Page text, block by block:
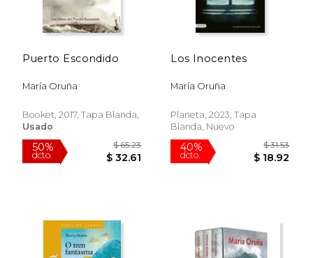
50%
dcto. $ 28.90
15%
dcto.
Puerto Escondido
María Oruña
Booket, 2017, Tapa Blanda,
Usado
Los Inocentes
María Oruña
Planeta, 2023, Tapa
Blanda, Nuevo